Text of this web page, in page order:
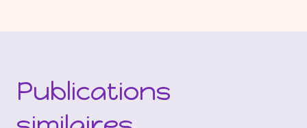
Publications